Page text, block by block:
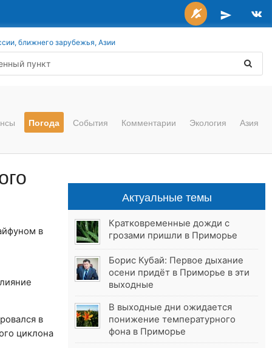
ближнего зарубежья, Азии
Погода События Комментарии Экология Азия
в
в
циклона
Актуальные темы
Кратковременные дожди с
грозами пришли в Приморье
Борис Кубай: Первое дыхание
осени придёт в Приморье в эти
выходные
В выходные дни ожидается
понижение температурного
фона в Приморье